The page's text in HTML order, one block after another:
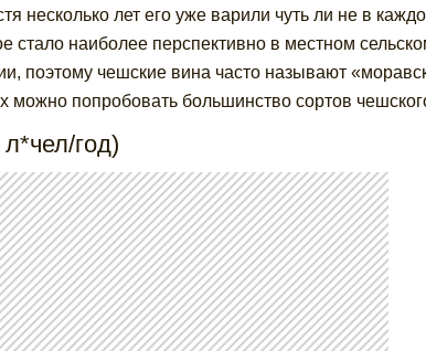
несколько лет его уже варили чуть ли не в
стало наиболее перспективно в местном
поэтому чешские вина часто называют
можно попробовать большинство сортов
год)